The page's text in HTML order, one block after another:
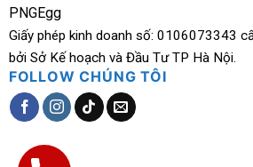
Giấy phép kinh doanh số: 0106073343
bởi Sở Kế hoạch và Đầu Tư TP Hà Nội.
FOLLOW CHÚNG TÔI